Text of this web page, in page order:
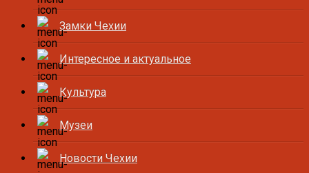
Замки Чехии
Интересное и актуальное
Культура
Музеи
Новости Чехии